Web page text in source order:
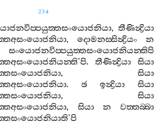
234
, තීණින්‍ද්‍රියා
, දොමනස‍්සින්‍ද්‍රියං
න
සංයොජනවිප‍්පයුත‍්තසංයොජනියන‍්තිපි
’පි. තීණින්‍ද්‍රියා
සියා
, සියා
. ඡ ඉන්‍ද්‍රියා
සියා
, සියා
, සියා න
වත‍්තබ‍්බා
’පි